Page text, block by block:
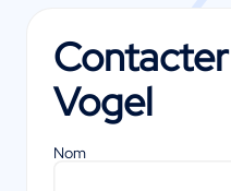
Contacter
Vogel
Nom